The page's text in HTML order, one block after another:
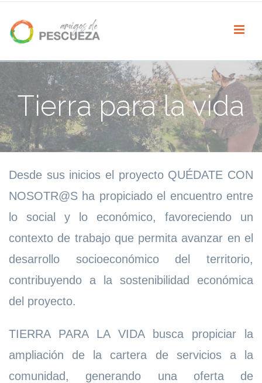
Tierra para la vida
Desde sus inicios el proyecto QUÉDATE CON
NOSOTR@S ha propiciado el encuentro entre
lo social y lo económico, favoreciendo un
contexto de trabajo que permita avanzar en el
desarrollo socioeconómico del territorio,
contribuyendo a la sostenibilidad económica
del proyecto.
TIERRA PARA LA VIDA busca propiciar la
ampliación de la cartera de servicios a la
comunidad, generando una oferta de